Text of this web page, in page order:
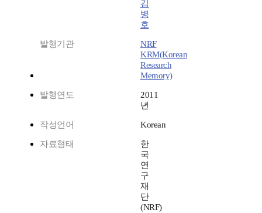
김
병
호
발행기관
NRF
KRM(Korean
Research
Memory)
발행연도
2011
년
작성언어 Korean
자료형태
한
국
연
구
재
단
(NRF)